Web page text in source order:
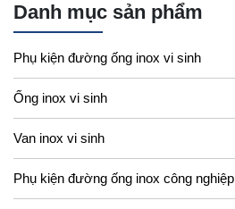
Danh mục sản phẩm
Phụ kiện đường ống inox vi sinh
Ống inox vi sinh
Van inox vi sinh
Phụ kiện đường ống inox công nghiệp